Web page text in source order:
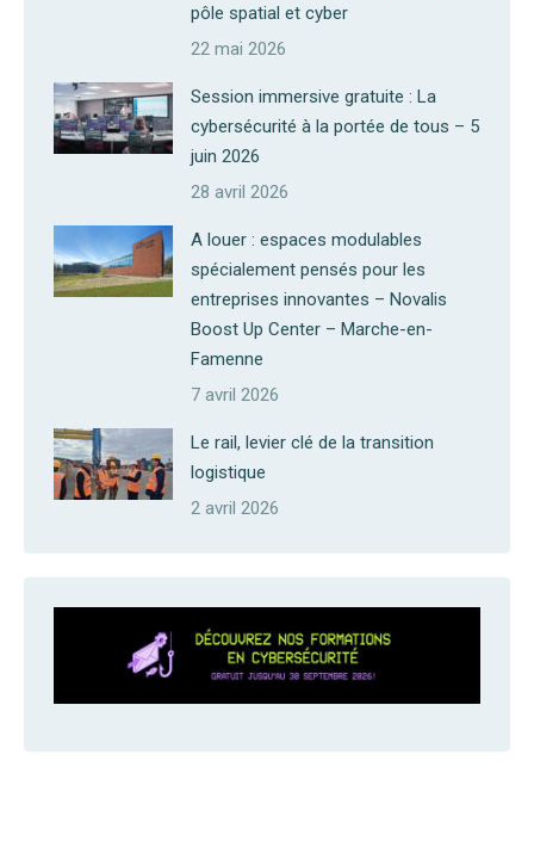
pôle spatial et cyber
22 mai 2026
Session immersive gratuite : La
cybersécurité à la portée de tous – 5
juin 2026
28 avril 2026
A louer : espaces modulables
spécialement pensés pour les
entreprises innovantes – Novalis
Boost Up Center – Marche-en-
Famenne
7 avril 2026
Le rail, levier clé de la transition
logistique
2 avril 2026